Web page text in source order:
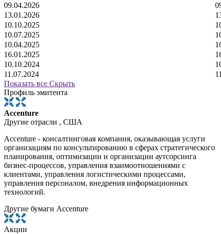
09.04.2026
13.01.2026
10.10.2025
10.07.2025
10.04.2025
16.01.2025
10.10.2024
11.07.2024
Показать все Скрыть
Профиль эмитента
Accenture
Другие отрасли , США
Aсcenture - консалтинговая компания, оказывающая услуги
организациям по консультированию в сферах стратегического
планирования, оптимизации и организации аутсорсинга
бизнес-процессов, управления взаимоотношениями с
клиентами, управления логистическими процессами,
управления персоналом, внедрения информационных
технологий.
Другие бумаги Accenture
Акции